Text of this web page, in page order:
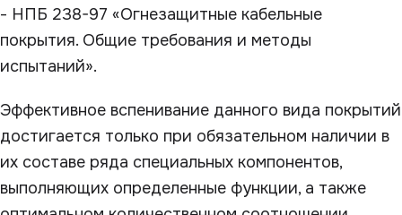
- НПБ 238-97 «Огнезащитные кабельные
покрытия. Общие требования и методы
испытаний».
Эффективное вспенивание данного вида покрытий
достигается только при обязательном наличии в
их составе ряда специальных компонентов,
выполняющих определенные функции, а также